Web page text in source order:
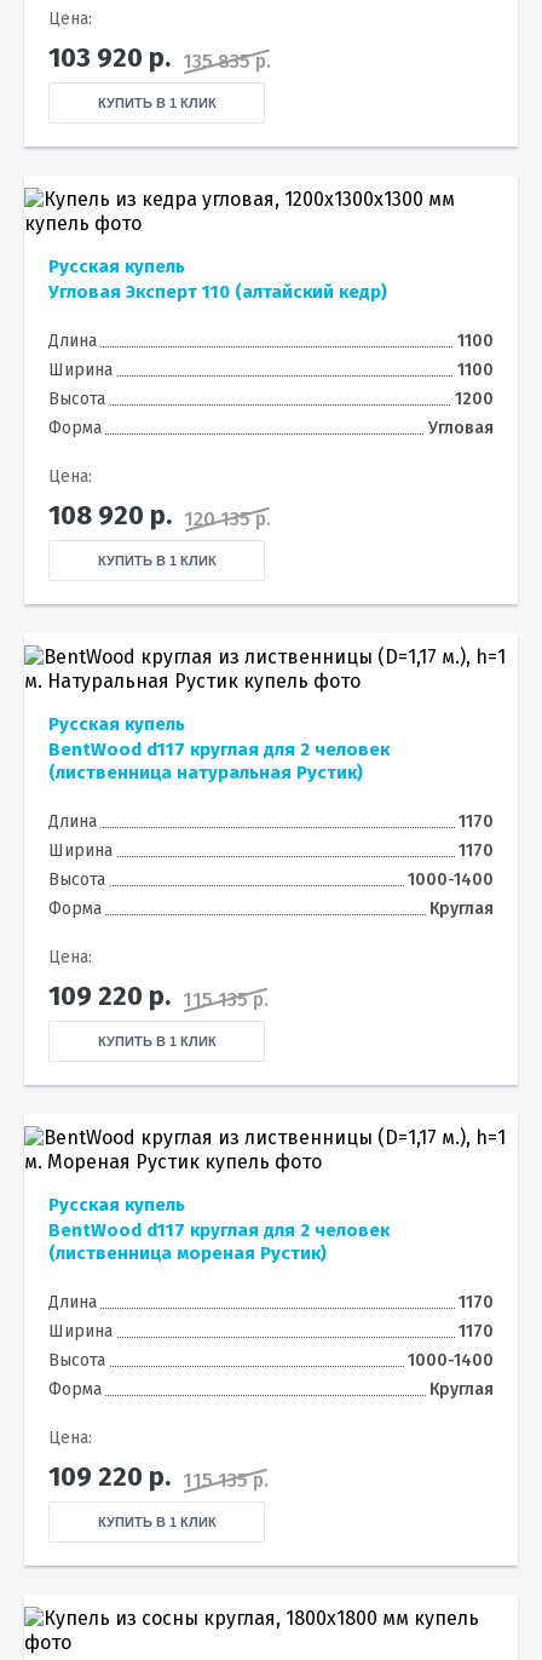
Цена:
103 920 р. 135 835 р.
КУПИТЬ В 1 КЛИК
Русская купель
Угловая Эксперт 110 (алтайский кедр)
Длина
1100
Ширина
1100
Высота
1200
Форма
Угловая
Цена:
108 920 р. 120 135 р.
КУПИТЬ В 1 КЛИК
Русская купель
BentWood d117 круглая для 2 человек
(лиственница натуральная Рустик)
Длина
1170
Ширина
1170
Высота
1000-1400
Форма
Круглая
Цена:
109 220 р. 115 135 р.
КУПИТЬ В 1 КЛИК
Русская купель
BentWood d117 круглая для 2 человек
(лиственница мореная Рустик)
Длина
1170
Ширина
1170
Высота
1000-1400
Форма
Круглая
Цена:
109 220 р. 115 135 р.
КУПИТЬ В 1 КЛИК